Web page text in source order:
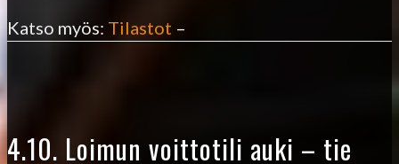
Katso myös: Tilastot –
4.10. Loimun voittotili auki – tie